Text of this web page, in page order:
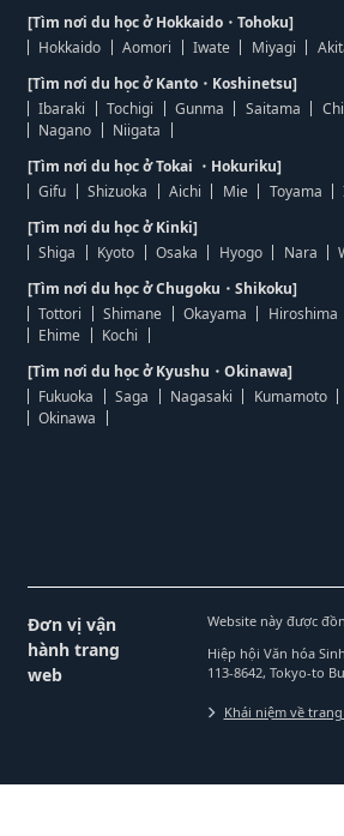
[Tìm nơi du học ở Hokkaido・Tohoku]
Hokkaido
Aomori Iwate Miyagi
[Tìm nơi du học ở Kanto・Koshinetsu]
Ibaraki
Tochigi Gunma Saitama
Nagano
Niigata
[Tìm nơi du học ở Tokai ・Hokuriku]
Gifu
Shizuoka Aichi Mie Toyama
[Tìm nơi du học ở Kinki]
Shiga
Kyoto Osaka Hyogo Nara
[Tìm nơi du học ở Chugoku・Shikoku]
Tottori
Shimane Okayama Hiroshima
Ehime
Kochi
[Tìm nơi du học ở Kyushu・Okinawa]
Fukuoka
Saga Nagasaki Kumamoto
Okinawa
Đơn vị vận
hành trang
web
Website này được
Hiệp hội Văn hóa
113-8642, Tokyo-to
Khái niệm về